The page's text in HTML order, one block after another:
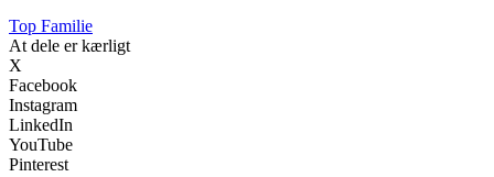
Top Familie
At dele er kærligt
X
Facebook
Instagram
LinkedIn
YouTube
Pinterest